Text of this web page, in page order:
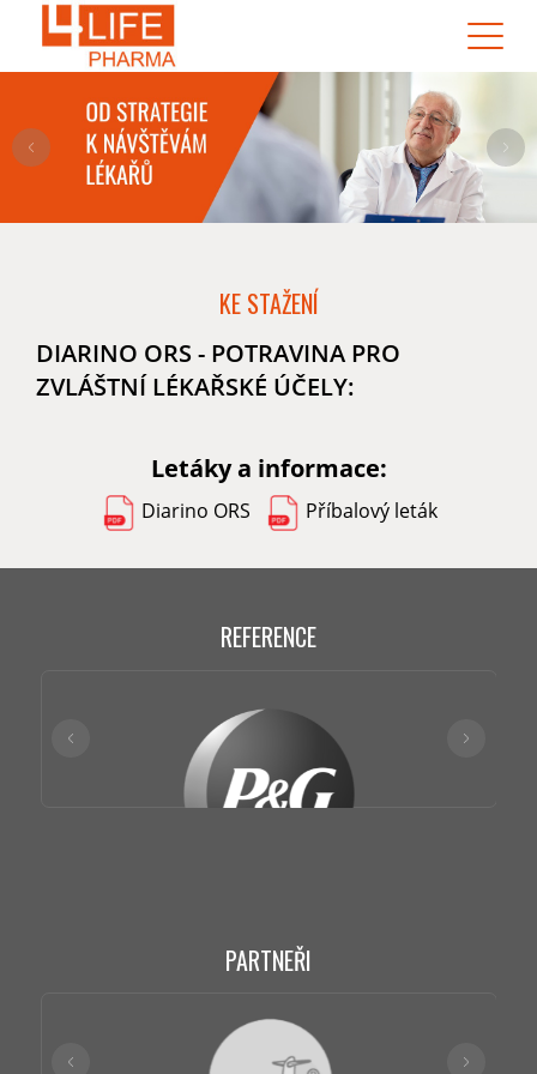
KE STAŽENÍ
DIARINO ORS - POTRAVINA PRO
ZVLÁŠTNÍ LÉKAŘSKÉ ÚČELY:
Letáky a informace:
Diarino ORS Příbalový leták
REFERENCE
PARTNEŘI